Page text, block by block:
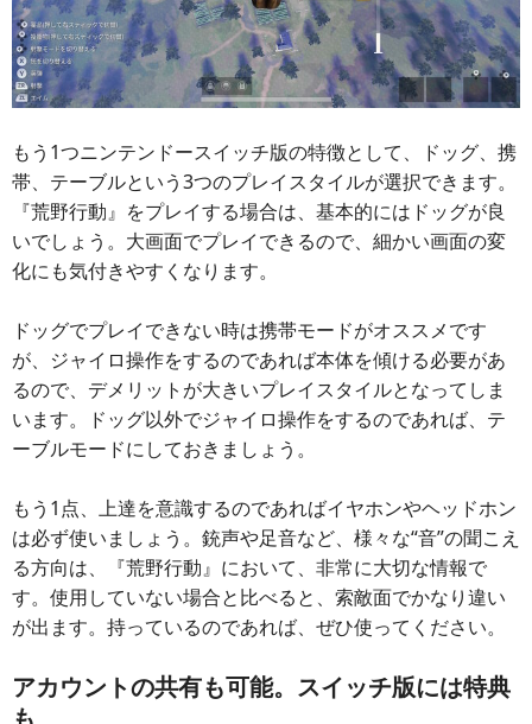
もう1つニンテンドースイッチ版の特徴として、ドッグ、携
帯、テーブルという3つのプレイスタイルが選択できます。
『荒野行動』をプレイする場合は、基本的にはドッグが良
いでしょう。大画面でプレイできるので、細かい画面の変
化にも気付きやすくなります。
ドッグでプレイできない時は携帯モードがオススメです
が、ジャイロ操作をするのであれば本体を傾ける必要があ
るので、デメリットが大きいプレイスタイルとなってしま
います。ドッグ以外でジャイロ操作をするのであれば、テ
ーブルモードにしておきましょう。
もう1点、上達を意識するのであればイヤホンやヘッドホン
は必ず使いましょう。銃声や足音など、様々な“音”の聞こえ
る方向は、『荒野行動』において、非常に大切な情報で
す。使用していない場合と比べると、索敵面でかなり違い
が出ます。持っているのであれば、ぜひ使ってください。
アカウントの共有も可能。スイッチ版には特典
も